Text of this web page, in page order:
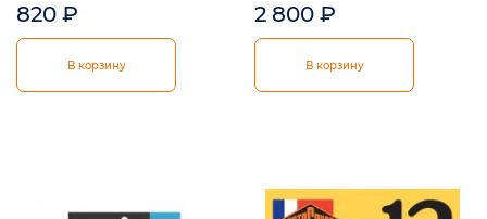
820 ₽
В корзину
2 800 ₽
В корзину